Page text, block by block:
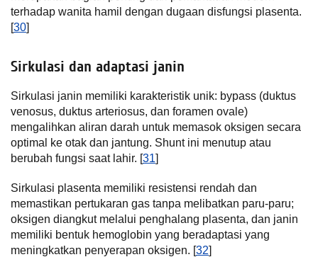
terhadap wanita hamil dengan dugaan disfungsi plasenta.
[30]
Sirkulasi dan adaptasi janin
Sirkulasi janin memiliki karakteristik unik: bypass (duktus
venosus, duktus arteriosus, dan foramen ovale)
mengalihkan aliran darah untuk memasok oksigen secara
optimal ke otak dan jantung. Shunt ini menutup atau
berubah fungsi saat lahir. [31]
Sirkulasi plasenta memiliki resistensi rendah dan
memastikan pertukaran gas tanpa melibatkan paru-paru;
oksigen diangkut melalui penghalang plasenta, dan janin
memiliki bentuk hemoglobin yang beradaptasi yang
meningkatkan penyerapan oksigen. [32]